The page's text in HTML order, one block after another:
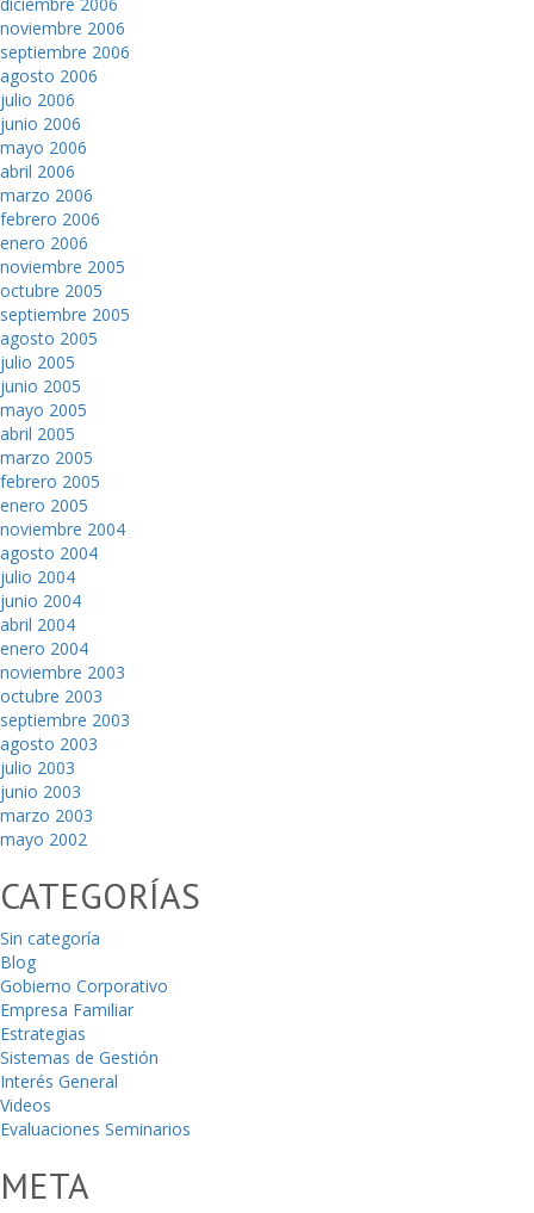
noviembre 2006
septiembre 2006
agosto 2006
julio 2006
junio 2006
mayo 2006
abril 2006
marzo 2006
febrero 2006
enero 2006
noviembre 2005
octubre 2005
septiembre 2005
agosto 2005
julio 2005
junio 2005
mayo 2005
abril 2005
marzo 2005
febrero 2005
enero 2005
noviembre 2004
agosto 2004
julio 2004
junio 2004
abril 2004
enero 2004
noviembre 2003
octubre 2003
septiembre 2003
agosto 2003
julio 2003
junio 2003
marzo 2003
mayo 2002
CATEGORÍAS
Sin categoría
Blog
Gobierno Corporativo
Empresa Familiar
Estrategias
Sistemas de Gestión
Interés General
Videos
Evaluaciones Seminarios
META